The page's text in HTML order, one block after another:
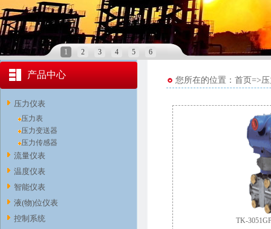
1 2 3 4 5 6
产品中心
压力仪表
压力表
压力变送器
压力传感器
流量仪表
温度仪表
智能仪表
液(物)位仪表
控制系统
您所在的位置：首页=>
TK-